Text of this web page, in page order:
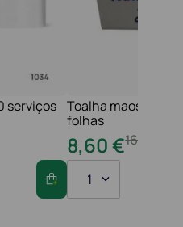
serviços Toalha maos 2f
folhas
16
8,60€
1